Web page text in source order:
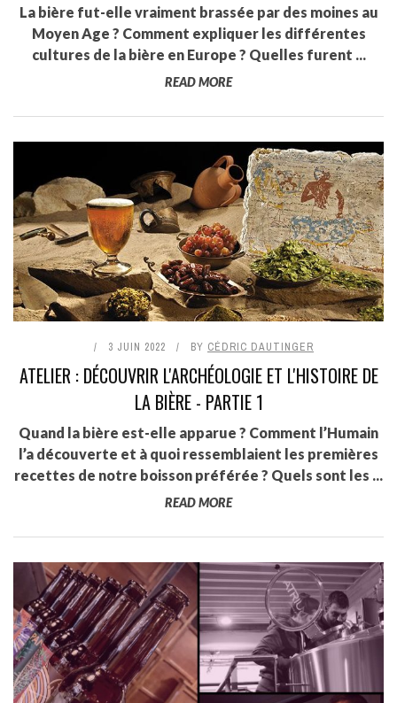
La bière fut-elle vraiment brassée par des moines au
Moyen Age ? Comment expliquer les différentes
cultures de la bière en Europe ? Quelles furent ...
READ MORE
3 JUIN 2022 BY CÉDRIC DAUTINGER
ATELIER : DÉCOUVRIR L'ARCHÉOLOGIE ET L'HISTOIRE DE
LA BIÈRE - PARTIE 1
Quand la bière est-elle apparue ? Comment l’Humain
l’a découverte et à quoi ressemblaient les premières
recettes de notre boisson préférée ? Quels sont les ...
READ MORE